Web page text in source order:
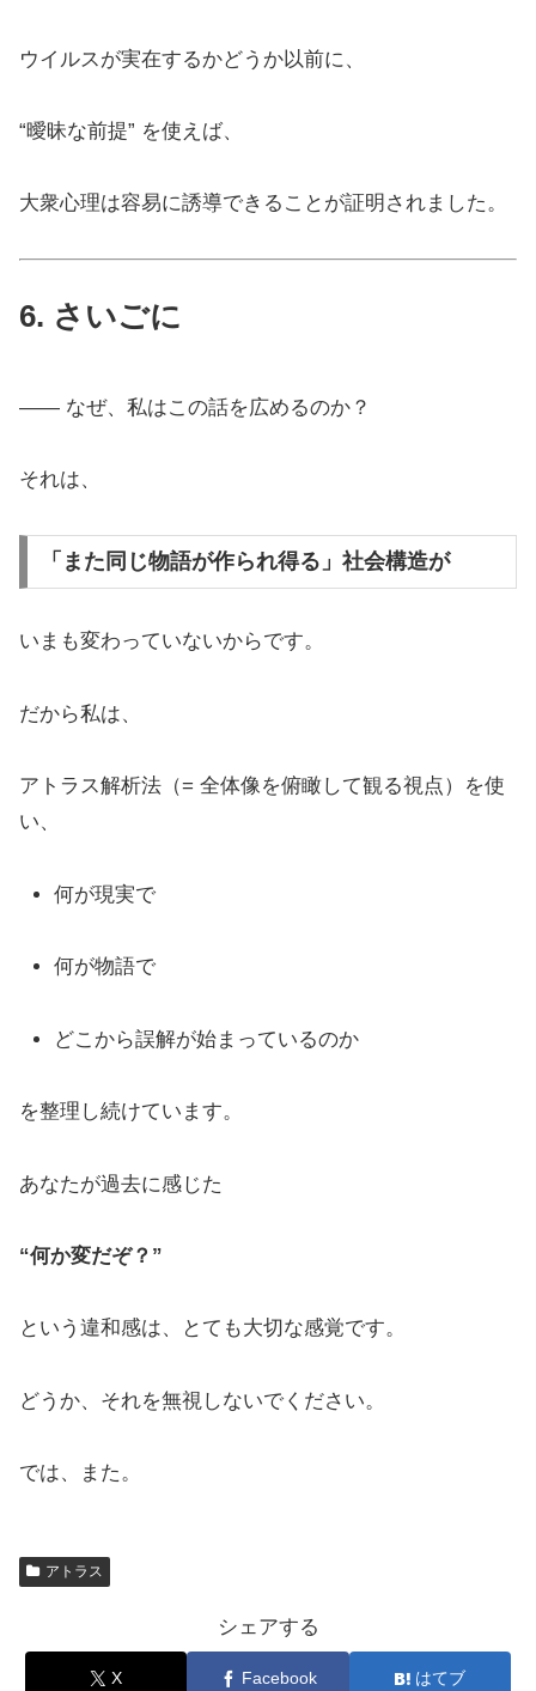
ウイルスが実在するかどうか以前に、
“曖昧な前提” を使えば、
大衆心理は容易に誘導できることが証明されました。
6. さいごに
—— なぜ、私はこの話を広めるのか？
それは、
「また同じ物語が作られ得る」社会構造が
いまも変わっていないからです。
だから私は、
アトラス解析法（= 全体像を俯瞰して観る視点）を使
い、
何が現実で
何が物語で
どこから誤解が始まっているのか
を整理し続けています。
あなたが過去に感じた
“何か変だぞ？”
という違和感は、とても大切な感覚です。
どうか、それを無視しないでください。
では、また。
アトラス
シェアする
X Facebook はてブ